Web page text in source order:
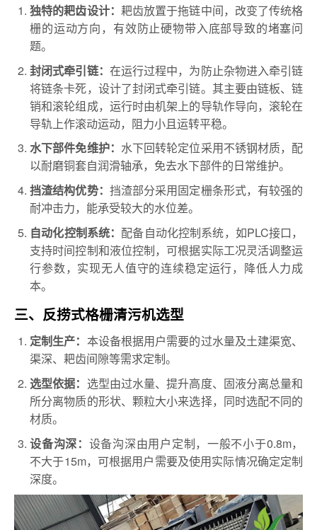
独特的耙齿设计： 耙齿放置于拖链中间，改变了传统格
栅的运动方向，有效防止硬物带入底部导致的堵塞问
题。
封闭式牵引链： 在运行过程中，为防止杂物进入牵引链
将链条卡死，设计了封闭式牵引链。其主要由链板、链
销和滚轮组成，运行时由机架上的导轨作导向，滚轮在
导轨上作滚动运动，阻力小且运转平稳。
水下部件免维护： 水下回转轮定位采用不锈钢材质，配
以耐磨铜套自润滑轴承，免去水下部件的日常维护。
挡渣结构优势： 挡渣部分采用固定栅条形式，有较强的
耐冲击力，能承受较大的水位差。
自动化控制系统： 配备自动化控制系统，如PLC接口，
支持时间控制和液位控制，可根据实际工况灵活调整运
行参数，实现无人值守的连续稳定运行，降低人力成
本。
三、反捞式格栅清污机选型
定制生产： 本设备根据用户需要的过水量及土建渠宽、
渠深、耙齿间隙等需求定制。
选型依据： 选型由过水量、提升高度、固液分离总量和
所分离物质的形状、颗粒大小来选择，同时选配不同的
材质。
设备沟深： 设备沟深由用户定制，一般不小于0.8m，
不大于15m，可根据用户需要及使用实际情况确定定制
深度。